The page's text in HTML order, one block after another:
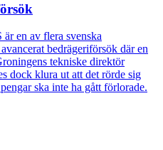
en av flera svenska
bedrägeriförsök där en
tekniske direktör
dock klura ut att det rörde sig
ska inte ha gått förlorade.